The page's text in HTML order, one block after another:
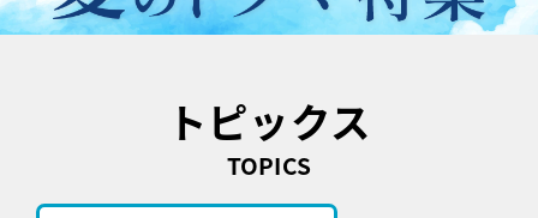
トピックス
TOPICS